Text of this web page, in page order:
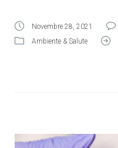
Novembre 28, 2021
Ambiente & Salute